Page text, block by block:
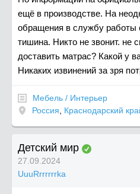
ещё в производстве. На
обращения в службу работы
тишина. Никто не звонит. не
доставить матрас? Какой у
Никаких извинений за зря
Мебель / Интерьер
Россия
Краснодарский
Детский мир
27.09.2024
UuuRrrrrrrka